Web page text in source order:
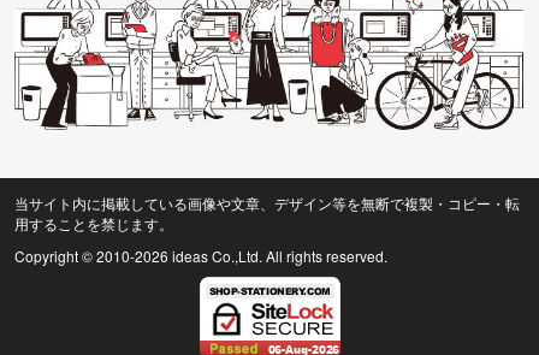
当サイト内に掲載している画像や文章、デザイン等を無断で複製・コピー・転
用することを禁じます。
Copyright © 2010-2026 ideas Co.,Ltd. All rights reserved.